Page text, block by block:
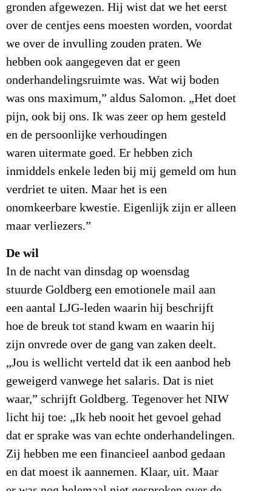
gronden afgewezen. Hij wist dat we het eerst
over de centjes eens moesten worden, voordat
we over de invulling zouden praten. We
hebben ook aangegeven dat er geen
onderhandelingsruimte was. Wat wij boden
was ons maximum,” aldus Salomon. „Het doet
pijn, ook bij ons. Ik was zeer op hem gesteld
en de persoonlijke verhoudingen
waren uitermate goed. Er hebben zich
inmiddels enkele leden bij mij gemeld om hun
verdriet te uiten. Maar het is een
onomkeerbare kwestie. Eigenlijk zijn er alleen
maar verliezers.”
De wil
In de nacht van dinsdag op woensdag
stuurde Goldberg een emotionele mail aan
een aantal LJG-leden waarin hij beschrijft
hoe de breuk tot stand kwam en waarin hij
zijn onvrede over de gang van zaken deelt.
„Jou is wellicht verteld dat ik een aanbod heb
geweigerd vanwege het salaris. Dat is niet
waar,” schrijft Goldberg. Tegenover het NIW
licht hij toe: „Ik heb nooit het gevoel gehad
dat er sprake was van echte onderhandelingen.
Zij hebben me een financieel aanbod gedaan
en dat moest ik aannemen. Klaar, uit. Maar